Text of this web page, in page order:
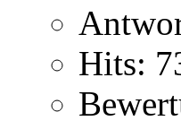
Hits: